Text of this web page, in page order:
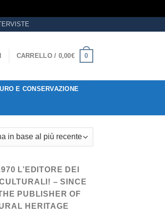
CARRELLO / 0,00€ 0
E CONSERVAZIONE
L’EDITORE DEI
– SINCE
PUBLISHER OF
HERITAGE